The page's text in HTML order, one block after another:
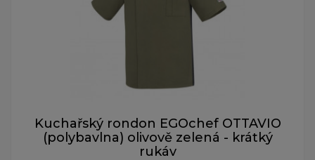
Kuchařský rondon EGOchef OTTAVIO
(polybavlna) olivově zelená - krátký
rukáv